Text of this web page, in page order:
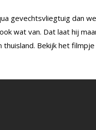
gevechtsvliegtuig dan
wat van. Dat laat hij
thuisland. Bekijk het